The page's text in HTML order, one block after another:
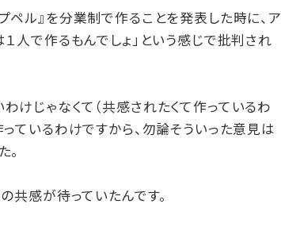
ペル』を分業制で作ることを発表した時に、ア
人で作るもんでしょ」という感じで批判され
けじゃなくて（共感されたくて作っているわ
ているわけですから、勿論そういった意見は
。
共感が待っていたんです。